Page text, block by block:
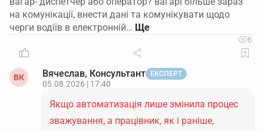
на комунікації, внести дані та комунікувати щодо
черги водіїв в електронній…
6
ВК Вячеслав, Консультант ЕКСПЕРТ
05.08.2026 | 17:40
Якщо автоматизація лише змінила процес
зважування, а працівник, як і раніше,